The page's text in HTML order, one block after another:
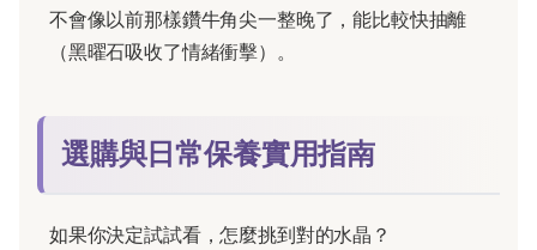
不會像以前那樣鑽牛角尖一整晚了，能比較快抽離
（黑曜石吸收了情緒衝擊）。
選購與日常保養實用指南
如果你決定試試看，怎麼挑到對的水晶？